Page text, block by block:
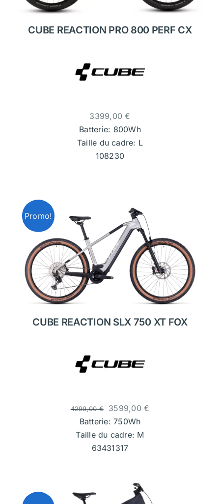
CUBE REACTION PRO 800 PERF CX
3399,00€
Batterie: 800Wh
Taille du cadre: L
108230
Promo!
CUBE REACTION SLX 750 XT FOX
4299,00€ 3599,00€
Batterie: 750Wh
Taille du cadre: M
63431317